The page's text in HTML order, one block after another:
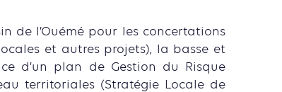
de l’Ouémé pour les concertations
et autres projets), la basse et
d’un plan de Gestion du Risque
territoriales (Stratégie Locale de